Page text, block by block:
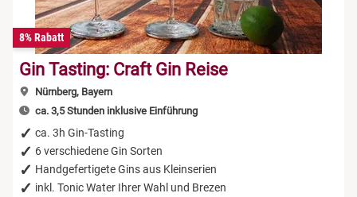
8% Rabatt
Gin Tasting: Craft Gin Reise
Nürnberg, Bayern
ca. 3,5 Stunden inklusive Einführung
ca. 3h Gin-Tasting
6 verschiedene Gin Sorten
Handgefertigete Gins aus Kleinserien
inkl. Tonic Water Ihrer Wahl und Brezen